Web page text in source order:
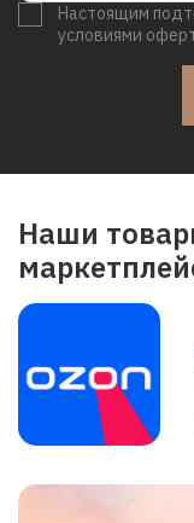
Настоящим
условиями
Наши